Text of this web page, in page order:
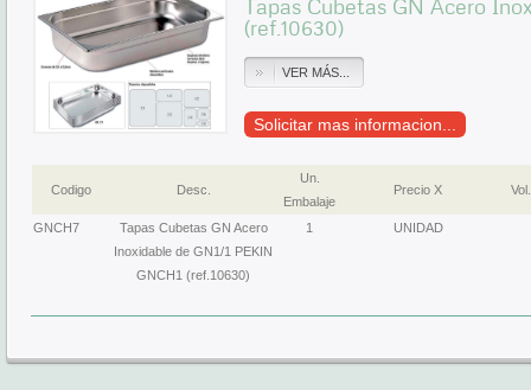
Tapas Cubetas GN Acero
(ref.10630)
VER MÁS...
Solicitar mas informacion...
Codigo Desc.
Un.
Embalaje
Precio X Vol.
GNCH7
Tapas Cubetas GN Acero
Inoxidable de GN1/1 PEKIN
GNCH1 (ref.10630)
1 UNIDAD